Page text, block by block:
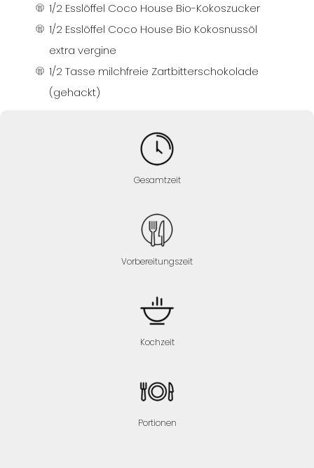
1/2 Esslöffel Coco House Bio-Kokoszucker
1/2 Esslöffel Coco House Bio Kokosnussöl
extra vergine
1/2 Tasse milchfreie Zartbitterschokolade
(gehackt)
Gesamtzeit
Vorbereitungszeit
Kochzeit
Portionen